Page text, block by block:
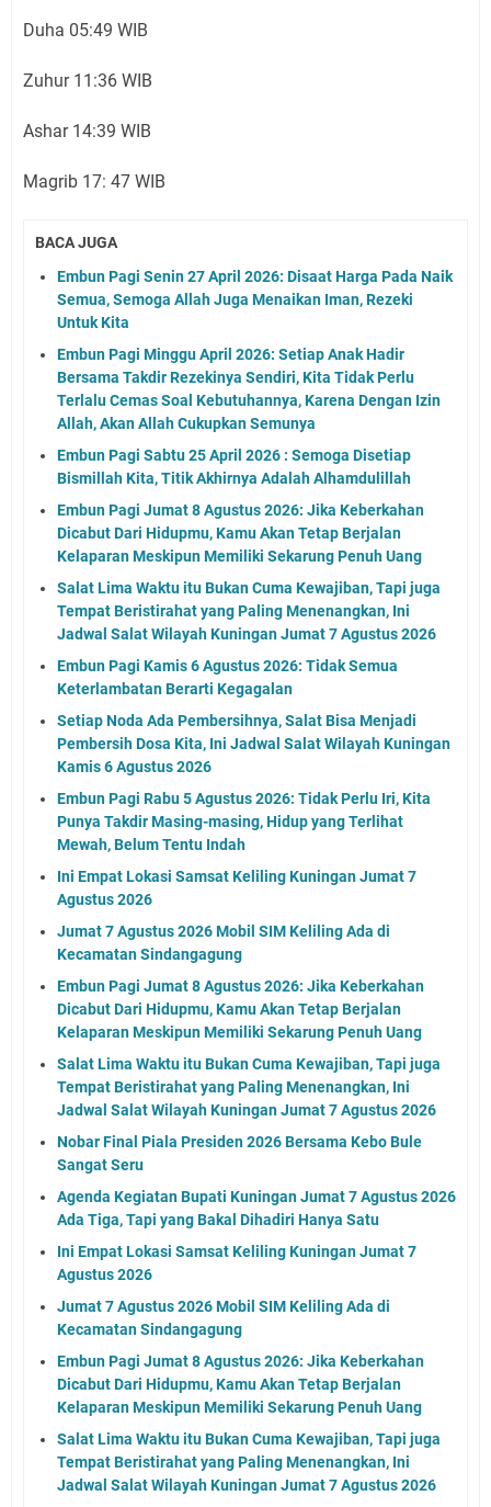
Duha 05:49 WIB
Zuhur 11:36 WIB
Ashar 14:39 WIB
Magrib 17: 47 WIB
BACA JUGA
Embun Pagi Senin 27 April 2026: Disaat Harga Pada Naik
Semua, Semoga Allah Juga Menaikan Iman, Rezeki
Untuk Kita
Embun Pagi Minggu April 2026: Setiap Anak Hadir
Bersama Takdir Rezekinya Sendiri, Kita Tidak Perlu
Terlalu Cemas Soal Kebutuhannya, Karena Dengan Izin
Allah, Akan Allah Cukupkan Semunya
Embun Pagi Sabtu 25 April 2026 : Semoga Disetiap
Bismillah Kita, Titik Akhirnya Adalah Alhamdulillah
Embun Pagi Jumat 8 Agustus 2026: Jika Keberkahan
Dicabut Dari Hidupmu, Kamu Akan Tetap Berjalan
Kelaparan Meskipun Memiliki Sekarung Penuh Uang
Salat Lima Waktu itu Bukan Cuma Kewajiban, Tapi juga
Tempat Beristirahat yang Paling Menenangkan, Ini
Jadwal Salat Wilayah Kuningan Jumat 7 Agustus 2026
Embun Pagi Kamis 6 Agustus 2026: Tidak Semua
Keterlambatan Berarti Kegagalan
Setiap Noda Ada Pembersihnya, Salat Bisa Menjadi
Pembersih Dosa Kita, Ini Jadwal Salat Wilayah Kuningan
Kamis 6 Agustus 2026
Embun Pagi Rabu 5 Agustus 2026: Tidak Perlu Iri, Kita
Punya Takdir Masing-masing, Hidup yang Terlihat
Mewah, Belum Tentu Indah
Ini Empat Lokasi Samsat Keliling Kuningan Jumat 7
Agustus 2026
Jumat 7 Agustus 2026 Mobil SIM Keliling Ada di
Kecamatan Sindangagung
Embun Pagi Jumat 8 Agustus 2026: Jika Keberkahan
Dicabut Dari Hidupmu, Kamu Akan Tetap Berjalan
Kelaparan Meskipun Memiliki Sekarung Penuh Uang
Salat Lima Waktu itu Bukan Cuma Kewajiban, Tapi juga
Tempat Beristirahat yang Paling Menenangkan, Ini
Jadwal Salat Wilayah Kuningan Jumat 7 Agustus 2026
Nobar Final Piala Presiden 2026 Bersama Kebo Bule
Sangat Seru
Agenda Kegiatan Bupati Kuningan Jumat 7 Agustus 2026
Ada Tiga, Tapi yang Bakal Dihadiri Hanya Satu
Ini Empat Lokasi Samsat Keliling Kuningan Jumat 7
Agustus 2026
Jumat 7 Agustus 2026 Mobil SIM Keliling Ada di
Kecamatan Sindangagung
Embun Pagi Jumat 8 Agustus 2026: Jika Keberkahan
Dicabut Dari Hidupmu, Kamu Akan Tetap Berjalan
Kelaparan Meskipun Memiliki Sekarung Penuh Uang
Salat Lima Waktu itu Bukan Cuma Kewajiban, Tapi juga
Tempat Beristirahat yang Paling Menenangkan, Ini
Jadwal Salat Wilayah Kuningan Jumat 7 Agustus 2026